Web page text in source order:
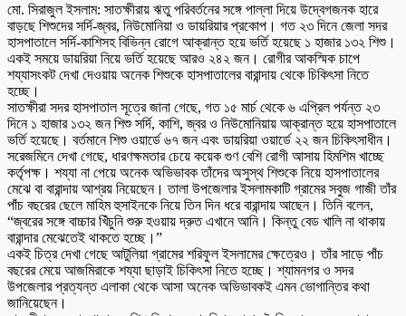
মো. সিরাজুল ইসলাম: সাতক্ষীরায় ঋতু পরিবর্তনের সঙ্গে পাল্লা দিয়ে উদ্বেগজনক হারে
বাড়ছে শিশুদের সর্দি-জ্বর, নিউমোনিয়া ও ডায়রিয়ার প্রকোপ। গত ২৩ দিনে জেলা সদর
হাসপাতালে সর্দি-কাশিসহ বিভিন্ন রোগে আক্রান্ত হয়ে ভর্তি হয়েছে ১ হাজার ১৩২ শিশু।
একই সময়ে ডায়রিয়া নিয়ে ভর্তি হয়েছে আরও ২৪২ জন। রোগীর আকস্মিক চাপে
শয্যাসংকট দেখা দেওয়ায় অনেক শিশুকে হাসপাতালের বারান্দায় থেকে চিকিৎসা নিতে
হচ্ছে।
সাতক্ষীরা সদর হাসপাতাল সূত্রে জানা গেছে, গত ১৫ মার্চ থেকে ৬ এপ্রিল পর্যন্ত ২৩
দিনে ১ হাজার ১৩২ জন শিশু সর্দি, কাশি, জ্বর ও নিউমোনিয়ায় আক্রান্ত হয়ে হাসপাতালে
ভর্তি হয়েছে। বর্তমানে শিশু ওয়ার্ডে ৬৭ জন এবং ডায়রিয়া ওয়ার্ডে ২২ জন চিকিৎসাধীন।
সরেজমিনে দেখা গেছে, ধারণক্ষমতার চেয়ে কয়েক গুণ বেশি রোগী আসায় হিমশিম খাচ্ছে
কর্তৃপক্ষ। শয্যা না পেয়ে অনেক অভিভাবক তাঁদের অসুস্থ শিশুকে নিয়ে হাসপাতালের
মেঝে বা বারান্দায় আশ্রয় নিয়েছেন। তালা উপজেলার ইসলামকাটি গ্রামের সবুজ গাজী তাঁর
পাঁচ বছরের ছেলে মাহিম হুসাইনকে নিয়ে তিন দিন ধরে বারান্দায় আছেন। তিনি বলেন,
“জ্বরের সঙ্গে বাচ্চার খিঁচুনি শুরু হওয়ায় দ্রুত এখানে আনি। কিন্তু বেড খালি না থাকায়
বারান্দার মেঝেতেই থাকতে হচ্ছে।”
একই চিত্র দেখা গেছে আটুলিয়া গ্রামের শরিফুল ইসলামের ক্ষেত্রেও। তাঁর সাড়ে পাঁচ
বছরের মেয়ে আজমিরাকে শয্যা ছাড়াই চিকিৎসা নিতে হচ্ছে। শ্যামনগর ও সদর
উপজেলার প্রত্যন্ত এলাকা থেকে আসা অনেক অভিভাবকই এমন ভোগান্তির কথা
জানিয়েছেন।